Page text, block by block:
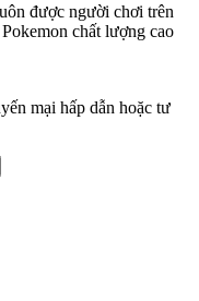
được người chơi trên
chất lượng cao
mại hấp dẫn hoặc tư